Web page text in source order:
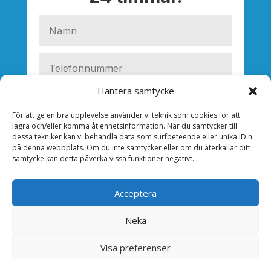
Hantera samtycke
För att ge en bra upplevelse använder vi teknik som cookies för att
lagra och/eller komma åt enhetsinformation. När du samtycker till
dessa tekniker kan vi behandla data som surfbeteende eller unika ID:n
på denna webbplats. Om du inte samtycker eller om du återkallar ditt
samtycke kan detta påverka vissa funktioner negativt.
Acceptera
Neka
Visa preferenser